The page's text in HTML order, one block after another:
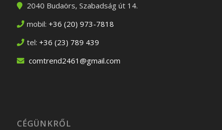
2040 Budaörs, Szabadság út 14.
mobil: +36 (20) 973-7818
tel: +36 (23) 789 439
comtrend2461@gmail.com
CÉGÜNKRŐL